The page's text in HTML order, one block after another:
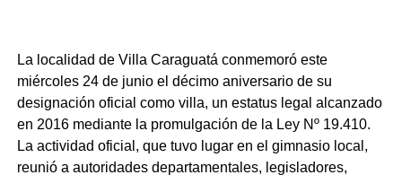
La localidad de Villa Caraguatá conmemoró este
miércoles 24 de junio el décimo aniversario de su
designación oficial como villa, un estatus legal alcanzado
en 2016 mediante la promulgación de la Ley Nº 19.410.
La actividad oficial, que tuvo lugar en el gimnasio local,
reunió a autoridades departamentales, legisladores,